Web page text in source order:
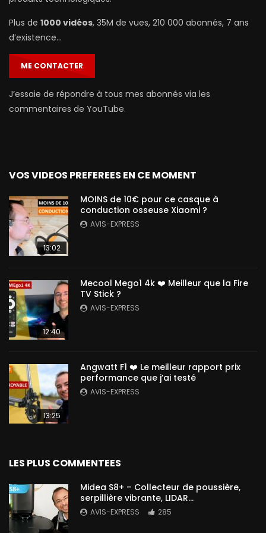
Plus de 1000 vidéos, 35M de vues, 210 000 abonnés, 7 ans
d’existence…
ME CONTACTER
J’essaie de répondre à tous mes abonnés via les
commentaires de YouTube.
VOS VIDEOS PREFEREES EN CE MOMENT
13:02
MOINS de 10€ pour ce casque à
conduction osseuse Xiaomi ?
AVIS-EXPRESS
12:40
Mecool Mego1 4k ❤️ Meilleur que la Fire
TV Stick ?
AVIS-EXPRESS
13:25
Angwatt F1 ❤️ Le meilleur rapport prix
performance que j’ai testé
AVIS-EXPRESS
LES PLUS COMMENTEES
Midea S8+ – Collecteur de poussière,
serpillière vibrante, LIDAR…
AVIS-EXPRESS 285